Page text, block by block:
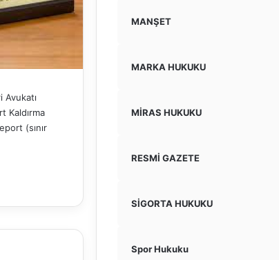
Avukatı
Kaldırma
(sınır
MANŞET
MARKA HUKUKU
MİRAS HUKUKU
RESMİ GAZETE
SİGORTA HUKUKU
Spor Hukuku